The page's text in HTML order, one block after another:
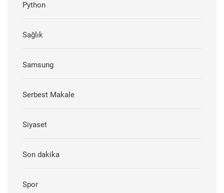
Python
Sağlık
Samsung
Serbest Makale
Siyaset
Son dakika
Spor